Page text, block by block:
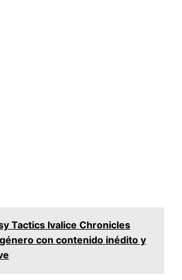
Tactics Ivalice Chronicles
con contenido inédito y